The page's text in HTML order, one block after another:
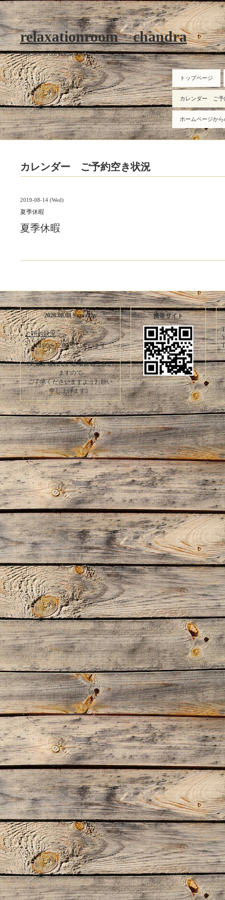
relaxationroom chandra
Welcome to our homepage
トップページ
カレンダー ご予
ホームページか
カレンダー ご予約空き状況
2019-08-14 (Wed)
夏季休暇
夏季休暇
2026.08.08 Saturday
ご予約状況
10:00〜12:00 空いています
(更新が遅れている場合もござい
ますので
ご了承くださいますようお願い
申し上げます）
携帯サイト